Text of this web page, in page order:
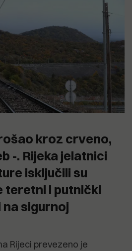
kroz crveno,
-. Rijeka jelatnici
isključili su
teretni i putnički
sigurnoj
Rijeci prevezeno je